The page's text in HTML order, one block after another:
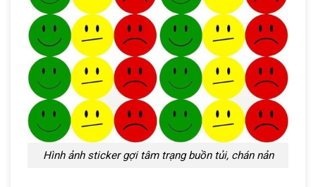
Hình ảnh sticker gợi tâm trạng buồn tủi, chán nản